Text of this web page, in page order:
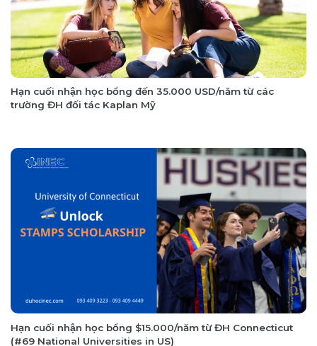
Hạn cuối nhận học bổng đến 35.000 USD/năm từ các
trường ĐH đối tác Kaplan Mỹ
Hạn cuối nhận học bổng $15.000/năm từ ĐH Connecticut
(#69 National Universities in US)